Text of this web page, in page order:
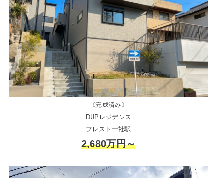
《完成済み》
DUPレジデンス
フレスト一社駅
2,680万円～